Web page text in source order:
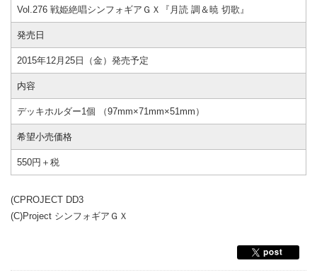
Vol.276 戦姫絶唱シンフォギアＧＸ『月読 調＆暁 切歌』
発売日
2015年12月25日（金）発売予定
内容
デッキホルダー1個 （97mm×71mm×51mm）
希望小売価格
550円＋税
(CPROJECT DD3
(C)Project シンフォギアＧＸ